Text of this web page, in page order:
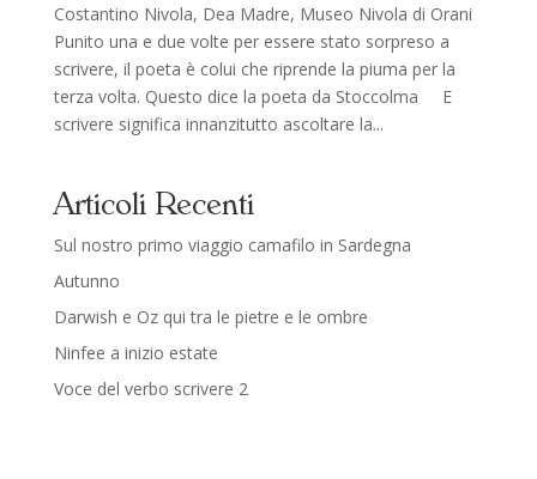
Costantino Nivola, Dea Madre, Museo Nivola di Orani
Punito una e due volte per essere stato sorpreso a
scrivere, il poeta è colui che riprende la piuma per la
terza volta. Questo dice la poeta da Stoccolma E
scrivere significa innanzitutto ascoltare la...
Articoli Recenti
Sul nostro primo viaggio camafilo in Sardegna
Autunno
Darwish e Oz qui tra le pietre e le ombre
Ninfee a inizio estate
Voce del verbo scrivere 2